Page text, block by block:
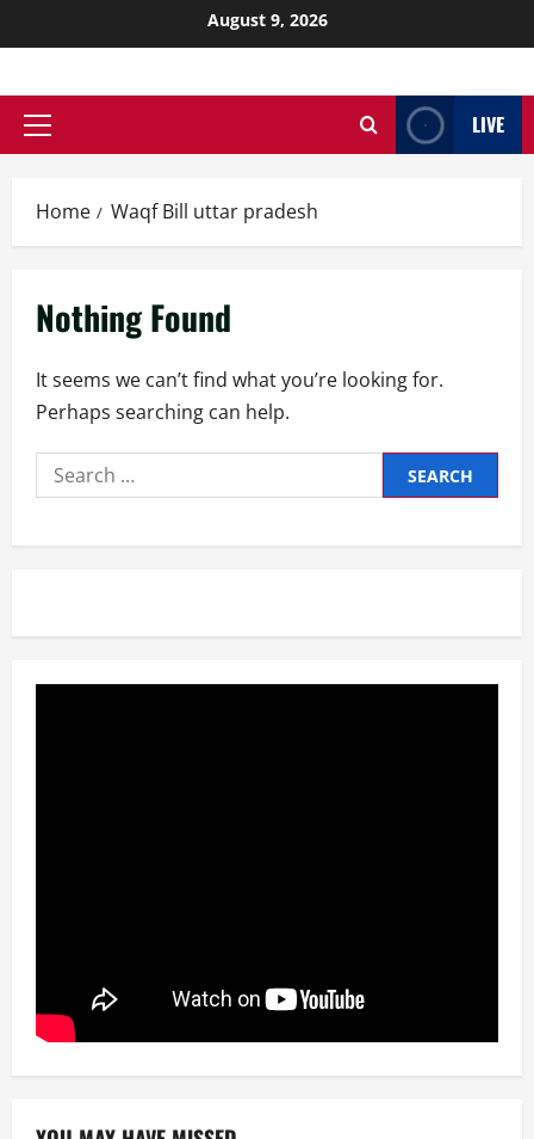
August 9, 2026
LIVE
Home Waqf Bill uttar pradesh
Nothing Found
It seems we can’t find what you’re looking for.
Perhaps searching can help.